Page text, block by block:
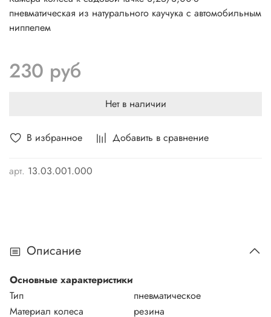
В избранное Добавить в сравнение
арт. 13.03.001.000
пневматическая из натурального каучука с автомобильным
ниппелем
230 руб
Нет в наличии
Описание
Основные характеристики
Тип
пневматическое
Материал колеса
резина